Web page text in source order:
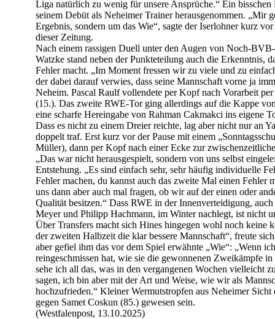
Liga natürlich zu wenig für unsere Ansprüche.“ Ein
seinem Debüt als Neheimer Trainer herausgenommen. „Mir
Ergebnis, sondern um das Wie“, sagte der Iserlohner kurz
dieser Zeitung.
Nach einem rassigen Duell unter den Augen von Noch-
Watzke stand neben der Punkteteilung auch die Erkenntnis,
Fehler macht. „Im Moment fressen wir zu viele und zu
der dabei darauf verwies, dass seine Mannschaft vorne ja
Neheim. Pascal Raulf vollendete per Kopf nach Vorarbeit
(15.). Das zweite RWE-Tor ging allerdings auf die Kappe
eine scharfe Hereingabe von Rahman Cakmakci ins eigene
Dass es nicht zu einem Dreier reichte, lag aber nicht nur an
doppelt traf. Erst kurz vor der Pause mit einem
Müller), dann per Kopf nach einer Ecke zur
„Das war nicht herausgespielt, sondern von uns selbst
Entstehung. „Es sind einfach sehr, sehr häufig individuelle
Fehler machen, du kannst auch das zweite Mal einen Fehler
uns dann aber auch mal fragen, ob wir auf der einen oder
Qualität besitzen.“ Dass RWE in der Innenverteidigung,
Meyer und Philipp Hachmann, im Winter nachlegt, ist nicht
Über Transfers macht sich Hines hingegen wohl noch keine
der zweiten Halbzeit die klar bessere Mannschaft“, freute
aber gefiel ihm das vor dem Spiel erwähnte „Wie“: „Wenn
reingeschmissen hat, wie sie die gewonnenen Zweikämpfe
sehe ich all das, was in den vergangenen Wochen vielleicht
sagen, ich bin aber mit der Art und Weise, wie wir als
hochzufrieden.“ Kleiner Wermutstropfen aus Neheimer
gegen Samet Coskun (85.) gewesen sein.
(Westfalenpost, 13.10.2025)